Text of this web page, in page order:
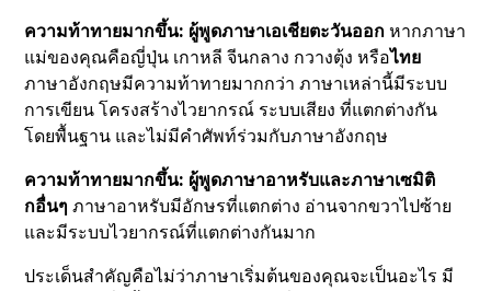
ความท้าทายมากขึ้น: ผู้พูดภาษาเอเชียตะวันออก หากภาษา
แม่ของคุณคือญี่ปุ่น เกาหลี จีนกลาง กวางตุ้ง หรือไทย
ภาษาอังกฤษมีความท้าทายมากกว่า ภาษาเหล่านี้มีระบบ
การเขียน โครงสร้างไวยากรณ์ ระบบเสียง ที่แตกต่างกัน
โดยพื้นฐาน และไม่มีคำศัพท์ร่วมกับภาษาอังกฤษ
ความท้าทายมากขึ้น: ผู้พูดภาษาอาหรับและภาษาเซมิติ
กอื่นๆ ภาษาอาหรับมีอักษรที่แตกต่าง อ่านจากขวาไปซ้าย
และมีระบบไวยากรณ์ที่แตกต่างกันมาก
ประเด็นสำคัญคือไม่ว่าภาษาเริ่มต้นของคุณจะเป็นอะไร มี